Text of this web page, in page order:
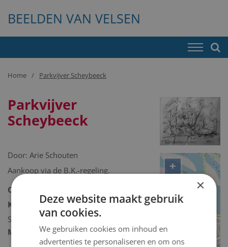
BEELDEN VAN VELSEN
Home Parkvijver Scheybeeck
Parkvijver
Scheybeeck
Door: Arie Schouten
Aankoop via de B.K.-regeling.
Collectie:
Kunstcollectie omschrijving:
Schilderij/tekening/grafiek/foto/streetart
Model 2D/3D: 2D binnen
+
×
Deze website maakt gebruik
van cookies.
We gebruiken cookies om inhoud en
advertenties te personaliseren en om ons